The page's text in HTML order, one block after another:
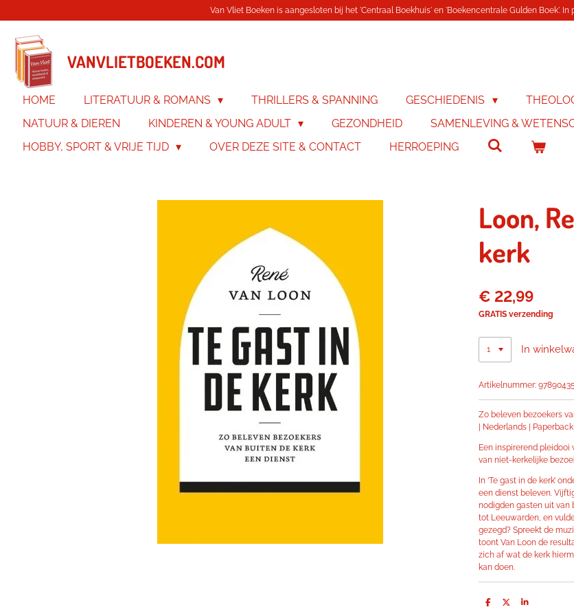
naar
hoofdinhoud
Van Vliet Boeken is aangesloten bij het 'Centraal Boekhuis' en 'Boekencentrale Gulden Boek'.
VANVLIETBOEKEN.COM
HOME LITERATUUR & ROMANS THRILLERS & SPANNING GESCHIEDENIS
NATUUR & DIEREN
KINDEREN & YOUNG ADULT GEZONDHEID SAMENLEVING &
HOBBY, SPORT & VRIJE TIJD
OVER DEZE SITE & CONTACT HERROEPING
Loon,
kerk
€ 22,99
GRATIS verzending
In
Artikelnummer:
Zo beleven bezoekers
| Nederlands |
Een inspirerend
van niet-kerkelijke
In ‘Te gast in de kerk’
een dienst beleven.
nodigden gasten uit van
tot Leeuwarden, en
gezegd? Spreekt de
toont Van Loon de
zich af wat de kerk
kan doen.
D
D
S